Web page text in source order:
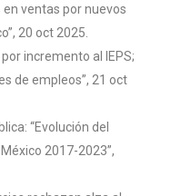
en ventas por nuevos
20 oct 2025.
incremento al IEPS;
de empleos”, 21 oct
“Evolución del
2017-2023”,